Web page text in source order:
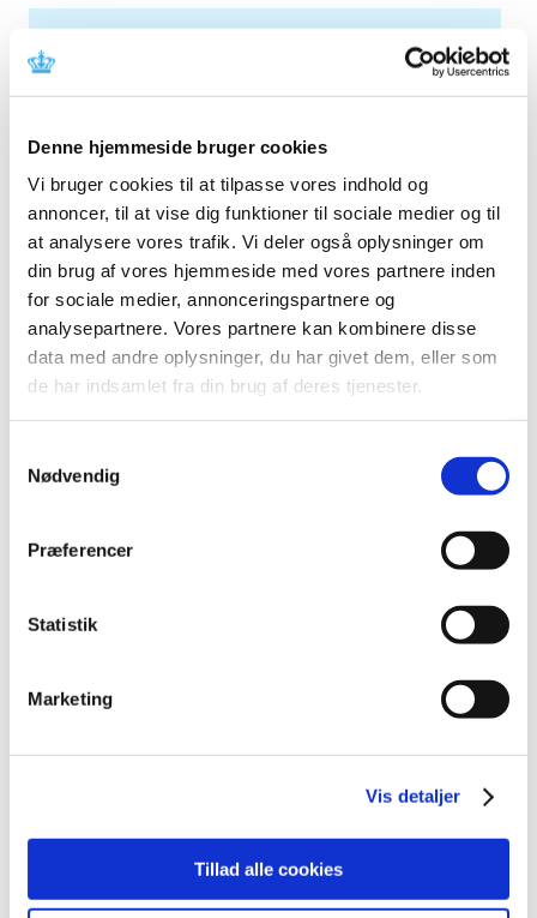
Denne hjemmeside bruger cookies
Vi bruger cookies til at tilpasse vores indhold og
annoncer, til at vise dig funktioner til sociale medier og til
at analysere vores trafik. Vi deler også oplysninger om
din brug af vores hjemmeside med vores partnere inden
for sociale medier, annonceringspartnere og
analysepartnere. Vores partnere kan kombinere disse
data med andre oplysninger, du har givet dem, eller som
de har indsamlet fra din brug af deres tjenester.
Nødvendig
Præferencer
Statistik
Marketing
Vis detaljer
Tillad alle cookies
2025 (158)
2024 (224)
2023 (195)
2022 (197)
2021 (516)
2020 (263)
2019 (159)
2018 (150)
2017 (167)
december (14)
oktober (13)
august (15)
maj (10)
januar (17)
2014 (44)